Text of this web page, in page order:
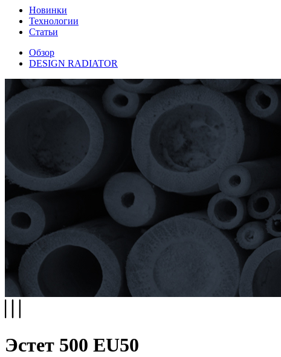
Новинки
Технологии
Статьи
Обзор
DESIGN RADIATOR
Эстет 500 EU50